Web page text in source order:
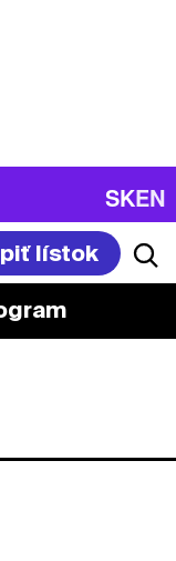
SKEN
lístok